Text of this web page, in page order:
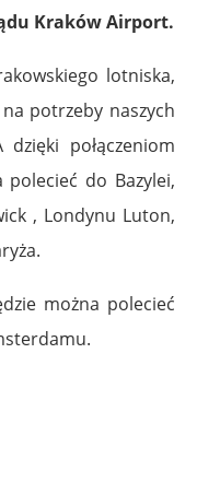
Kraków Airport.
lotniska,
potrzeby naszych
dzięki połączeniom
polecieć do Bazylei,
, Londynu Luton,
można polecieć